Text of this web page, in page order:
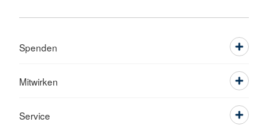
Spenden
Mitwirken
Service